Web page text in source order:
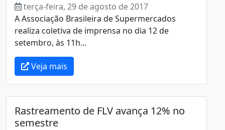
terça-feira, 29 de agosto de 2017
A Associação Brasileira de Supermercados
realiza coletiva de imprensa no dia 12 de
setembro, às 11h...
Veja mais
Rastreamento de FLV avança 12% no
semestre